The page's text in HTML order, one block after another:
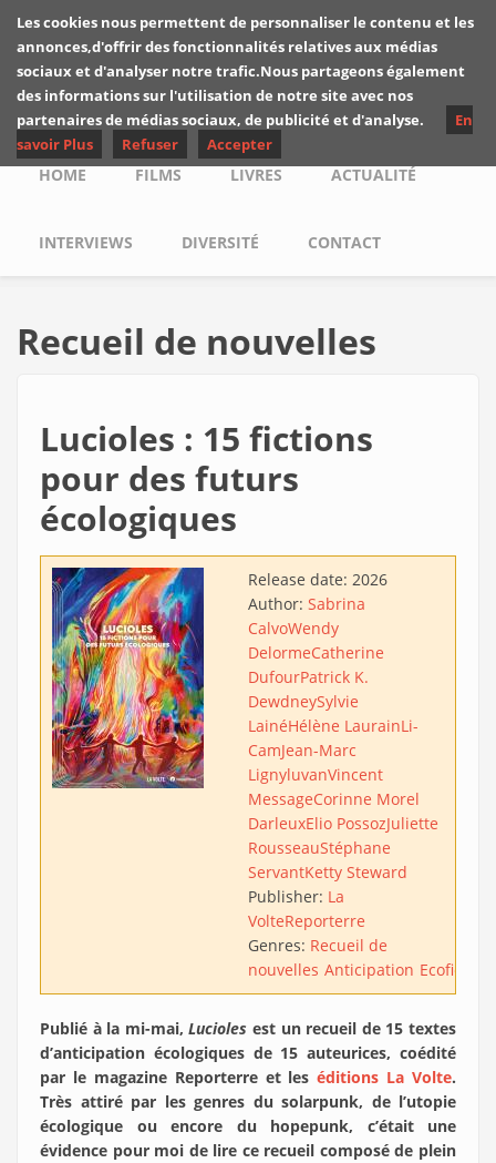
Skip to main content
Les critiques de
Yuyine
Main menu
HOME FILMS LIVRES ACTUALITÉ
INTERVIEWS DIVERSITÉ CONTACT
Recueil de nouvelles
Lucioles : 15 fictions
pour des futurs
écologiques
Release date: 2026
Author: Sabrina
CalvoWendy
DelormeCatherine
DufourPatrick K.
DewdneySylvie
LainéHélène LaurainLi-
CamJean-Marc
LignyluvanVincent
MessageCorinne Morel
DarleuxElio PossozJuliette
RousseauStéphane
ServantKetty Steward
Publisher: La
VolteReporterre
Genres: Recueil de
nouvelles Anticipation Ecofiction
Publié à la mi-mai,Lucioles est un recueil de 15 textes
d’anticipation écologiques de 15 auteurices, coédité
par le magazine Reporterre et leséditions La Volte.
Très attiré par les genres du solarpunk, de l’utopie
écologique ou encore du hopepunk, c’était une
évidence pour moi de lire ce recueil composé de plein
Les cookies nous permettent de personnaliser le contenu et les
annonces,d'offrir des fonctionnalités relatives aux médias
sociaux et d'analyser notre trafic.Nous partageons également
des informations sur l'utilisation de notre site avec nos
partenaires de médias sociaux, de publicité et d'analyse.
En
savoir Plus
Refuser Accepter